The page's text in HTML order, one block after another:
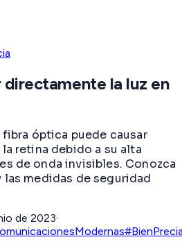
directamente la luz en
óptica puede causar
retina debido a su alta
de onda invisibles. Conozca
las medidas de seguridad
de 2023·